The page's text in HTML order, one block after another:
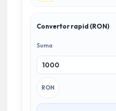
Convertor rapid (RON)
Suma
RON